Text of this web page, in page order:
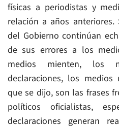
físicas a periodistas y
relación a años anteriores.
del Gobierno continúan
de sus errores a los
medios mienten, los
declaraciones, los
que se dijo, son las frases
políticos oficialistas,
declaraciones generan